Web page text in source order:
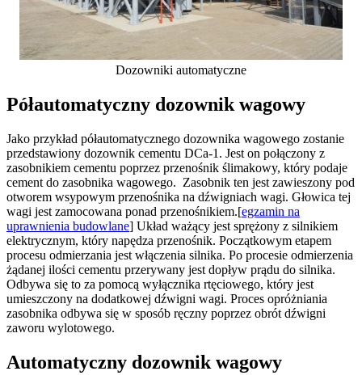
Dozowniki automatyczne
Półautomatyczny dozownik wagowy
Jako przykład półautomatycznego dozownika wagowego zostanie
przedstawiony dozownik cementu DCa-1. Jest on połączony z
zasobnikiem cementu poprzez przenośnik ślimakowy, który podaje
cement do zasobnika wagowego. Zasobnik ten jest zawieszony pod
otworem wsypowym przenośnika na dźwigniach wagi. Głowica tej
wagi jest zamocowana ponad przenośnikiem.[egzamin na
uprawnienia budowlane] Układ ważący jest sprężony z silnikiem
elektrycznym, który napędza przenośnik. Początkowym etapem
procesu odmierzania jest włączenia silnika. Po procesie odmierzenia
żądanej ilości cementu przerywany jest dopływ prądu do silnika.
Odbywa się to za pomocą wyłącznika rtęciowego, który jest
umieszczony na dodatkowej dźwigni wagi. Proces opróżniania
zasobnika odbywa się w sposób ręczny poprzez obrót dźwigni
zaworu wylotowego.
Automatyczny dozownik wagowy